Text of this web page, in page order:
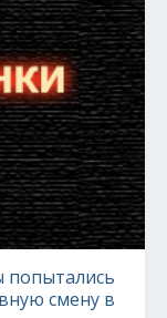
попытались
смену в